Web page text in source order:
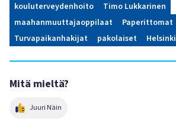
kouluterveydenhoito
Timo Lukkarinen
maahanmuuttajaoppilaat
Paperittomat
Turvapaikanhakijat
pakolaiset Helsinki
Mitä mieltä?
Juuri Näin